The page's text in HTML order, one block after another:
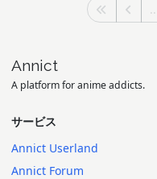
...
Annict
A platform for anime addicts.
サービス
Annict Userland
Annict Forum